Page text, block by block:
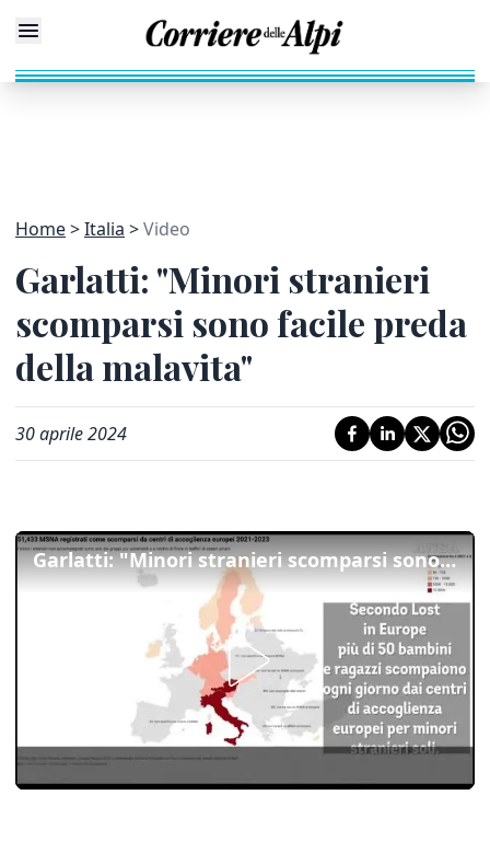
Home Italia Video
Garlatti: "Minori stranieri
scomparsi sono facile preda
della malavita"
30 aprile 2024
Garlatti: "Minori stranieri scomparsi sono facile preda della malavita"